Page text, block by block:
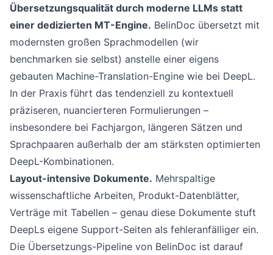
Übersetzungsqualität durch moderne LLMs statt
einer dedizierten MT-Engine. BelinDoc übersetzt mit
modernsten großen Sprachmodellen (wir
benchmarken sie selbst) anstelle einer eigens
gebauten Machine-Translation-Engine wie bei DeepL.
In der Praxis führt das tendenziell zu kontextuell
präziseren, nuancierteren Formulierungen –
insbesondere bei Fachjargon, längeren Sätzen und
Sprachpaaren außerhalb der am stärksten optimierten
DeepL-Kombinationen.
Layout-intensive Dokumente. Mehrspaltige
wissenschaftliche Arbeiten, Produkt-Datenblätter,
Verträge mit Tabellen – genau diese Dokumente stuft
DeepLs eigene Support-Seiten als fehleranfälliger ein.
Die Übersetzungs-Pipeline von BelinDoc ist darauf